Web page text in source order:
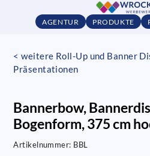
AGENTUR PRODUKTE
< weitere Roll-Up und Banner
Präsentationen
Bannerbow,
Bogenform, 375 cm
Artikelnummer: BBL